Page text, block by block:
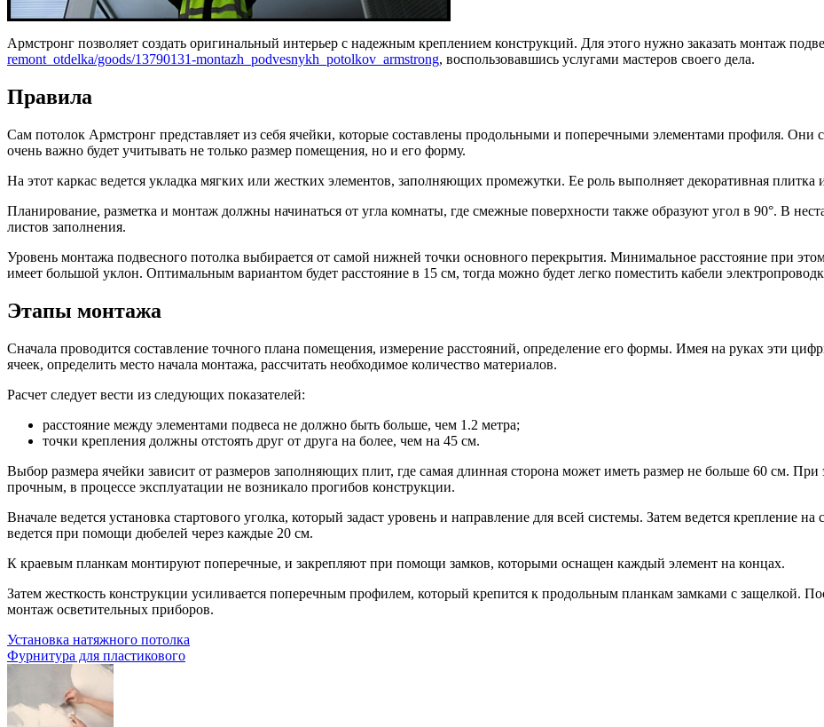
Армстронг позволяет создать оригинальный интерьер с надежным креплением конструкций. Для этого нужно заказать монтаж
remont_otdelka/goods/13790131-montazh_podvesnykh_potolkov_armstrong, воспользовавшись услугами мастеров своего дела.
Правила
Сам потолок Армстронг представляет из себя ячейки, которые составлены продольными и поперечными элементами профиля.
очень важно будет учитывать не только размер помещения, но и его форму.
На этот каркас ведется укладка мягких или жестких элементов, заполняющих промежутки. Ее роль выполняет декоративная плитка
Планирование, разметка и монтаж должны начинаться от угла комнаты, где смежные поверхности также образуют угол в 90°. В
листов заполнения.
Уровень монтажа подвесного потолка выбирается от самой нижней точки основного перекрытия. Минимальное расстояние при
имеет большой уклон. Оптимальным вариантом будет расстояние в 15 см, тогда можно будет легко поместить кабели
Этапы монтажа
Сначала проводится составление точного плана помещения, измерение расстояний, определение его формы. Имея на руках эти
ячеек, определить место начала монтажа, рассчитать необходимое количество материалов.
Расчет следует вести из следующих показателей:
расстояние между элементами подвеса не должно быть больше, чем 1.2 метра;
точки крепления должны отстоять друг от друга на более, чем на 45 см.
Выбор размера ячейки зависит от размеров заполняющих плит, где самая длинная сторона может иметь размер не больше 60 см.
прочным, в процессе эксплуатации не возникало прогибов конструкции.
Вначале ведется установка стартового уголка, который задаст уровень и направление для всей системы. Затем ведется крепление
ведется при помощи дюбелей через каждые 20 см.
К краевым планкам монтируют поперечные, и закрепляют при помощи замков, которыми оснащен каждый элемент на концах.
Затем жесткость конструкции усиливается поперечным профилем, который крепится к продольным планкам замками с защелкой.
монтаж осветительных приборов.
Установка натяжного потолка
Фурнитура для пластикового